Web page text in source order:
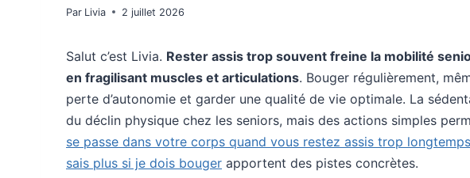
Par Livia 2 juillet 2026
Salut c’est Livia. Rester assis trop souvent freine la mobilité
en fragilisant muscles et articulations. Bouger régulièrement,
perte d’autonomie et garder une qualité de vie optimale. La
du déclin physique chez les seniors, mais des actions simples
se passe dans votre corps quand vous restez assis trop longtemps
sais plus si je dois bouger apportent des pistes concrètes.